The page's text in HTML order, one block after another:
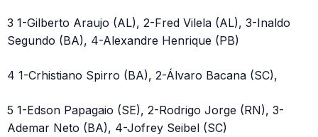
3 1-Gilberto Araujo (AL), 2-Fred Vilela (AL), 3-Inaldo
Segundo (BA), 4-Alexandre Henrique (PB)
4 1-Crhistiano Spirro (BA), 2-Álvaro Bacana (SC),
5 1-Edson Papagaio (SE), 2-Rodrigo Jorge (RN), 3-
Ademar Neto (BA), 4-Jofrey Seibel (SC)